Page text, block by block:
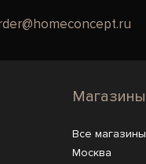
Магазины
Все магазины
Москва